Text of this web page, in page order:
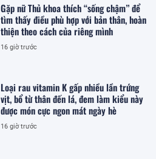
Gặp nữ Thủ khoa thích “sống chậm” để
tìm thấy điều phù hợp với bản thân, hoàn
thiện theo cách của riêng mình
16 giờ trước
Loại rau vitamin K gấp nhiều lần trứng
vịt, bổ từ thân đến lá, đem làm kiểu này
được món cực ngon mát ngày hè
16 giờ trước